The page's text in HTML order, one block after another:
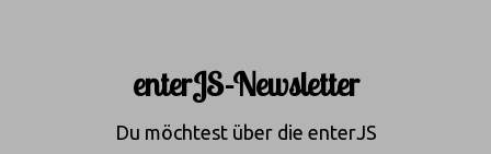
enterJS-Newsletter
Du möchtest über die enterJS